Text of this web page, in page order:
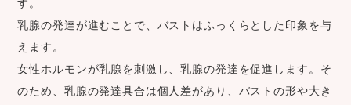
す。
乳腺の発達が進むことで、バストはふっくらとした印象を与
えます。
女性ホルモンが乳腺を刺激し、乳腺の発達を促進します。そ
のため、乳腺の発達具合は個人差があり、バストの形や大き